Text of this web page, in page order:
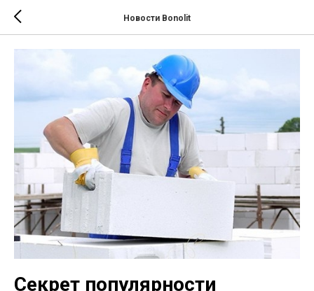
Новости Bonolit
Секрет популярности